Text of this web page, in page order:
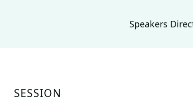
Speakers
SESSION